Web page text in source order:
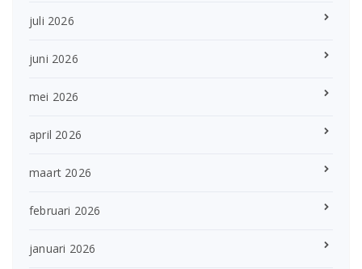
juli 2026
juni 2026
mei 2026
april 2026
maart 2026
februari 2026
januari 2026